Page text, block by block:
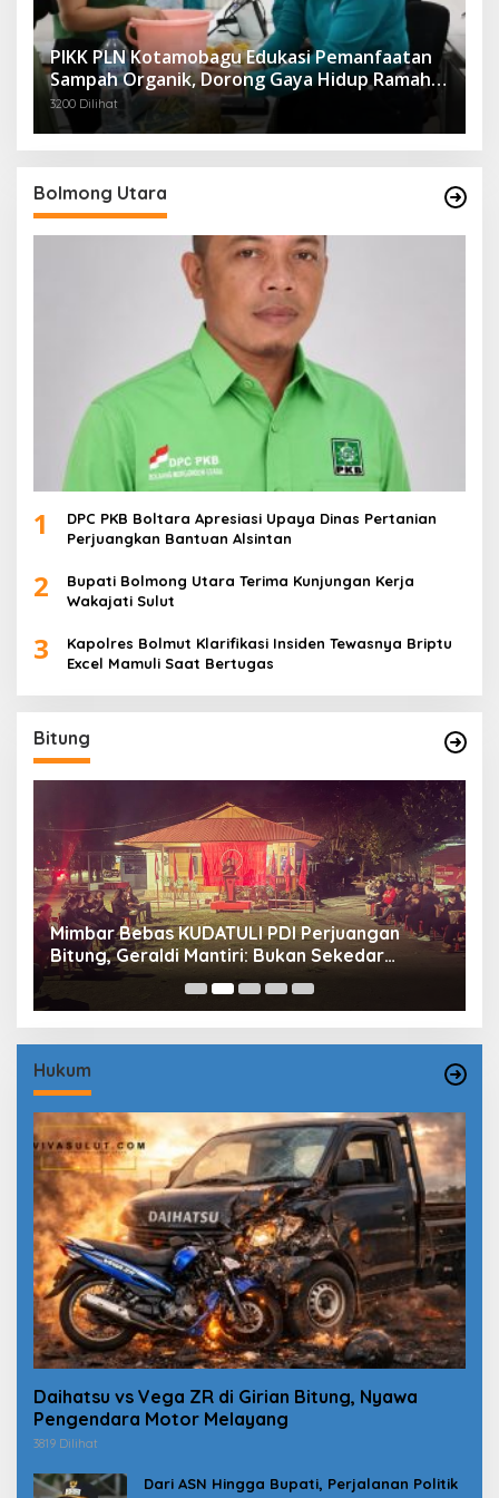
PIKK PLN Kotamobagu Edukasi Pemanfaatan
Sampah Organik, Dorong Gaya Hidup Ramah
Lingkungan
3200 Dilihat
Bolmong Utara
1
DPC PKB Boltara Apresiasi Upaya Dinas Pertanian
Perjuangkan Bantuan Alsintan
2
Bupati Bolmong Utara Terima Kunjungan Kerja
Wakajati Sulut
3
Kapolres Bolmut Klarifikasi Insiden Tewasnya Briptu
Excel Mamuli Saat Bertugas
Bitung
Mimbar Bebas KUDATULI PDI Perjuangan
Bitung, Geraldi Mantiri: Bukan Sekedar
Sejarah
Hukum
Daihatsu vs Vega ZR di Girian Bitung, Nyawa
Pengendara Motor Melayang
3819 Dilihat
Dari ASN Hingga Bupati, Perjalanan Politik